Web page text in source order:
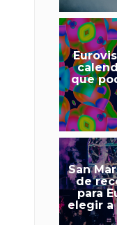
que
San
de
para
elegir a